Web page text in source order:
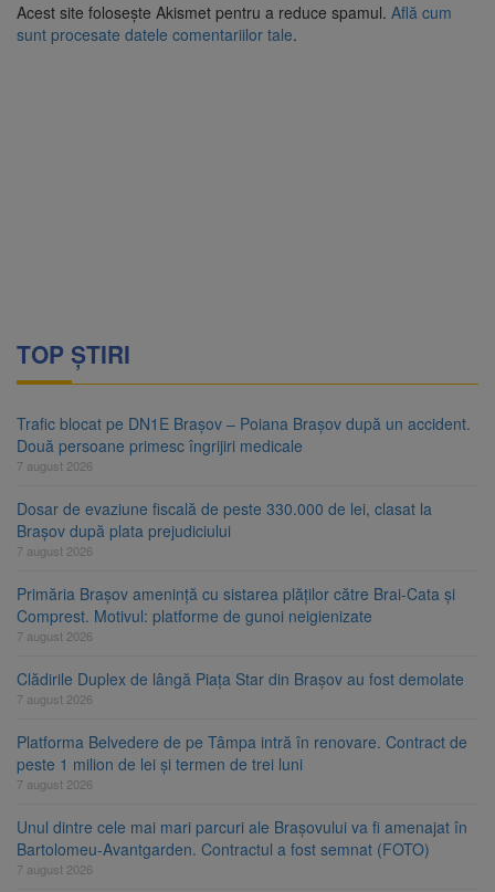
Acest site folosește Akismet pentru a reduce spamul. Află cum
sunt procesate datele comentariilor tale.
TOP ȘTIRI
Trafic blocat pe DN1E Brașov – Poiana Brașov după un accident.
Două persoane primesc îngrijiri medicale
7 august 2026
Dosar de evaziune fiscală de peste 330.000 de lei, clasat la
Brașov după plata prejudiciului
7 august 2026
Primăria Brașov amenință cu sistarea plăților către Brai-Cata și
Comprest. Motivul: platforme de gunoi neigienizate
7 august 2026
Clădirile Duplex de lângă Piața Star din Brașov au fost demolate
7 august 2026
Platforma Belvedere de pe Tâmpa intră în renovare. Contract de
peste 1 milion de lei și termen de trei luni
7 august 2026
Unul dintre cele mai mari parcuri ale Brașovului va fi amenajat în
Bartolomeu-Avantgarden. Contractul a fost semnat (FOTO)
7 august 2026